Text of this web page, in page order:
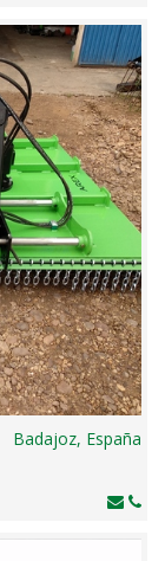
Badajoz, España